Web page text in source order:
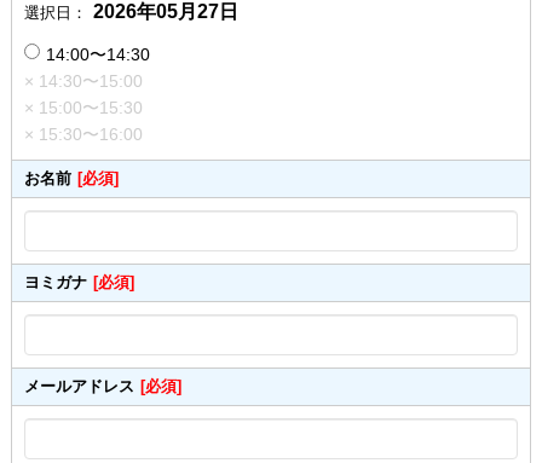
選択日： 2026年05月27日
14:00〜14:30
× 14:30〜15:00
× 15:00〜15:30
× 15:30〜16:00
お名前 [必須]
ヨミガナ [必須]
メールアドレス [必須]